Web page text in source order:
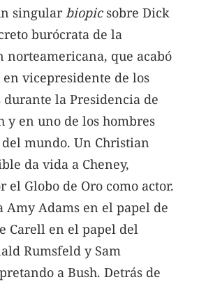
singularbiopicsobre Dick
burócrata de la
que acabó
vicepresidente de los
durante la Presidencia de
y en uno de los hombres
del mundo. Un Christian
da vida a Cheney,
el Globo de Oro como actor.
Amy Adams en el papel de
Carell en el papel del
Rumsfeld y Sam
a Bush. Detrás de